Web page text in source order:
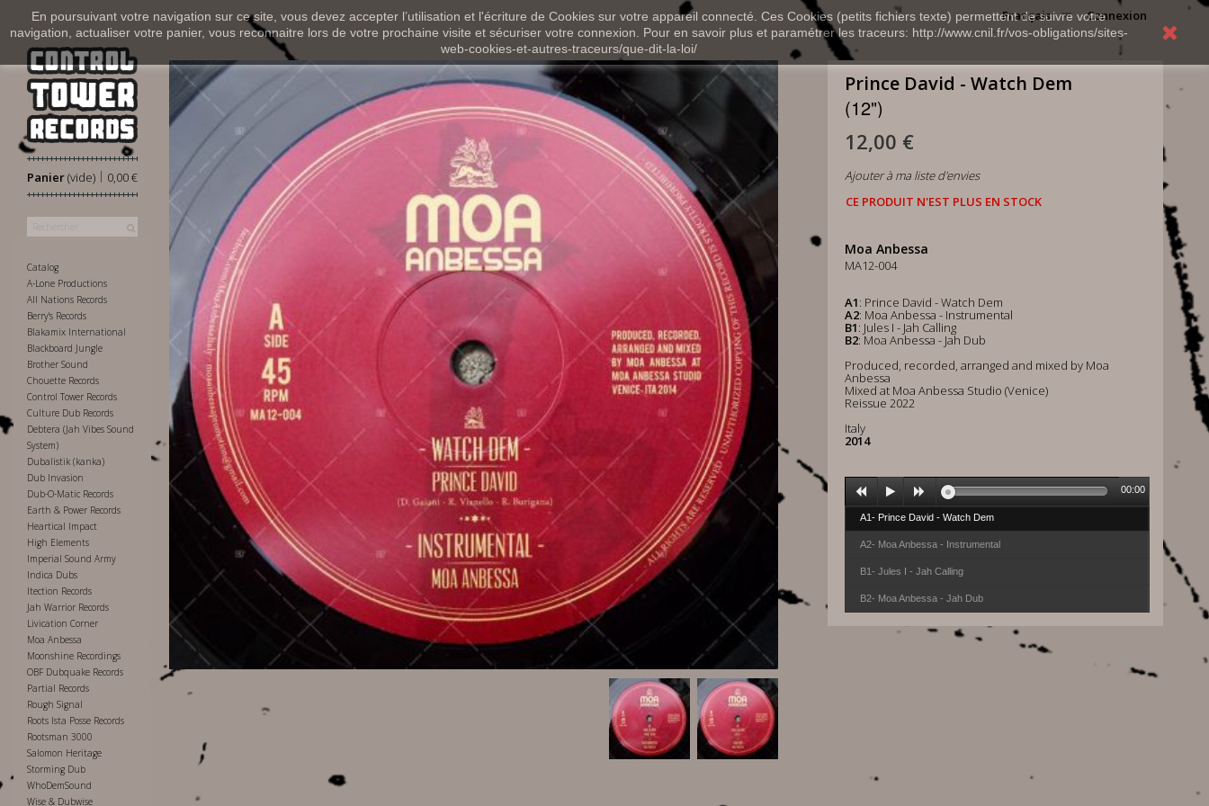
En poursuivant votre navigation sur ce site, vous devez accepter l’utilisation et l'écriture de Cookies sur votre appareil connecté. Ces Cookies (petits fichiers texte) permettent de suivre votre
navigation, actualiser votre panier, vous reconnaitre lors de votre prochaine visite et sécuriser votre connexion. Pour en savoir plus et paramétrer les traceurs: http://www.cnil.fr/vos-obligations/sites-
web-cookies-et-autres-traceurs/que-dit-la-loi/
Connexion
Français
Panier 0,00 €
|
(vide)
Catalog
A-Lone Productions
All Nations Records
Berry's Records
Blakamix International
Blackboard Jungle
Brother Sound
Chouette Records
Control Tower Records
Culture Dub Records
Debtera (Jah Vibes Sound
System)
Dubalistik (kanka)
Dub Invasion
Dub-O-Matic Records
Earth & Power Records
Heartical Impact
High Elements
Imperial Sound Army
Indica Dubs
Itection Records
Jah Warrior Records
Livication Corner
Moa Anbessa
Moonshine Recordings
OBF Dubquake Records
Partial Records
Rough Signal
Roots Ista Posse Records
Rootsman 3000
Salomon Heritage
Storming Dub
WhoDemSound
Wise & Dubwise
Prince David - Watch Dem
(12")
12,00 €
Ajouter à ma liste d'envies
CE PRODUIT N'EST PLUS EN STOCK
Moa Anbessa
MA12-004
A1: Prince David - Watch Dem
A2: Moa Anbessa - Instrumental
B1: Jules I - Jah Calling
B2: Moa Anbessa - Jah Dub
Produced, recorded, arranged and mixed by Moa
Anbessa
Mixed at Moa Anbessa Studio (Venice)
Reissue 2022
Italy
2014
A1- Prince David - Watch Dem
A2- Moa Anbessa - Instrumental
B1- Jules I - Jah Calling
B2- Moa Anbessa - Jah Dub
00:00